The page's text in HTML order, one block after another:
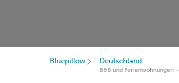
Bluepillow Deutschland
B&B und Ferienwohnungen